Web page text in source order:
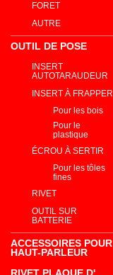
FORET
AUTRE
OUTIL DE POSE
INSERT
AUTOTARAUDEUR
INSERT À FRAPPER
Pour les bois
Pour le
plastique
ÉCROU À SERTIR
Pour les tôles
fines
RIVET
OUTIL SUR
BATTERIE
ACCESSOIRES POUR
HAUT-PARLEUR